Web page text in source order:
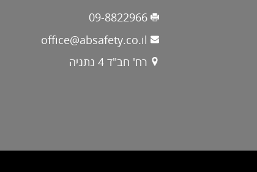
09-8822966
office@absafety.co.il
רח' חב"ד 4 נתניה